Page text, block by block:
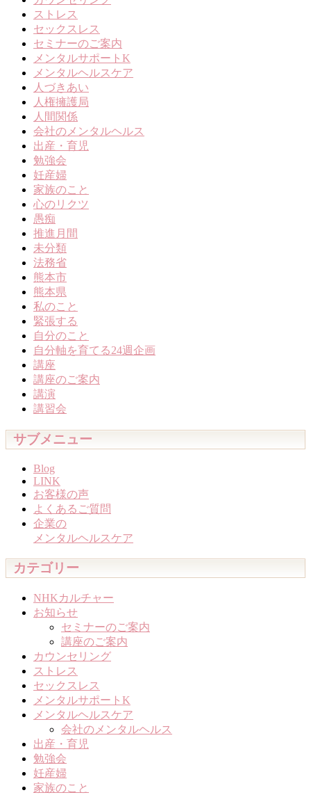
ストレス
セックスレス
セミナーのご案内
メンタルサポートK
メンタルヘルスケア
人づきあい
人権擁護局
人間関係
会社のメンタルヘルス
出産・育児
勉強会
妊産婦
家族のこと
心のリクツ
愚痴
推進月間
未分類
法務省
熊本市
熊本県
私のこと
緊張する
自分のこと
自分軸を育てる24週企画
講座
講座のご案内
講演
講習会
サブメニュー
Blog
LINK
お客様の声
よくあるご質問
企業の
メンタルヘルスケア
カテゴリー
NHKカルチャー
お知らせ
セミナーのご案内
講座のご案内
カウンセリング
ストレス
セックスレス
メンタルサポートK
メンタルヘルスケア
会社のメンタルヘルス
出産・育児
勉強会
妊産婦
家族のこと